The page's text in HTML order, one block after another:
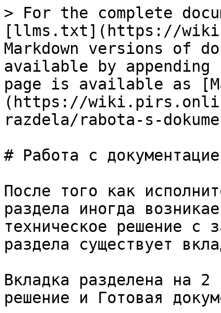
> For the complete
[llms.txt](https://
Markdown versions of
available by
page is available as
(https://
razdela/rabota-s-
# Работа с
После того как
раздела иногда
техническое решение с
раздела существует
Вкладка разделена на 2
решение и Готовая